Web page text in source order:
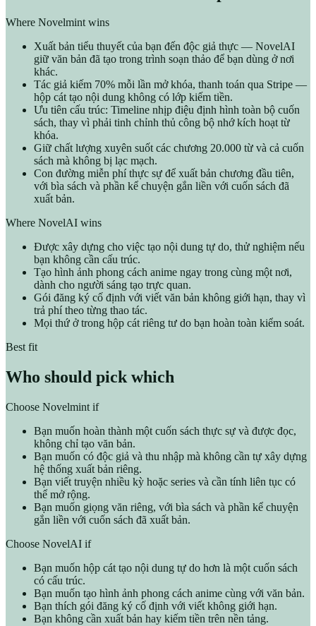
Where Novelmint wins
Xuất bản tiểu thuyết của bạn đến độc giả thực — NovelAI
giữ văn bản đã tạo trong trình soạn thảo để bạn dùng ở nơi
khác.
Tác giả kiếm 70% mỗi lần mở khóa, thanh toán qua Stripe —
hộp cát tạo nội dung không có lớp kiếm tiền.
Ưu tiên cấu trúc: Timeline nhịp điệu định hình toàn bộ cuốn
sách, thay vì phải tinh chỉnh thủ công bộ nhớ kích hoạt từ
khóa.
Giữ chất lượng xuyên suốt các chương 20.000 từ và cả cuốn
sách mà không bị lạc mạch.
Con đường miễn phí thực sự để xuất bản chương đầu tiên,
với bìa sách và phần kể chuyện gắn liền với cuốn sách đã
xuất bản.
Where NovelAI wins
Được xây dựng cho việc tạo nội dung tự do, thử nghiệm nếu
bạn không cần cấu trúc.
Tạo hình ảnh phong cách anime ngay trong cùng một nơi,
dành cho người sáng tạo trực quan.
Gói đăng ký cố định với viết văn bản không giới hạn, thay vì
trả phí theo từng thao tác.
Mọi thứ ở trong hộp cát riêng tư do bạn hoàn toàn kiểm soát.
Best fit
Who should pick which
Choose Novelmint if
Bạn muốn hoàn thành một cuốn sách thực sự và được đọc,
không chỉ tạo văn bản.
Bạn muốn có độc giả và thu nhập mà không cần tự xây dựng
hệ thống xuất bản riêng.
Bạn viết truyện nhiều kỳ hoặc series và cần tính liên tục có
thể mở rộng.
Bạn muốn giọng văn riêng, với bìa sách và phần kể chuyện
gắn liền với cuốn sách đã xuất bản.
Choose NovelAI if
Bạn muốn hộp cát tạo nội dung tự do hơn là một cuốn sách
có cấu trúc.
Bạn muốn tạo hình ảnh phong cách anime cùng với văn bản.
Bạn thích gói đăng ký cố định với viết không giới hạn.
Bạn không cần xuất bản hay kiếm tiền trên nền tảng.